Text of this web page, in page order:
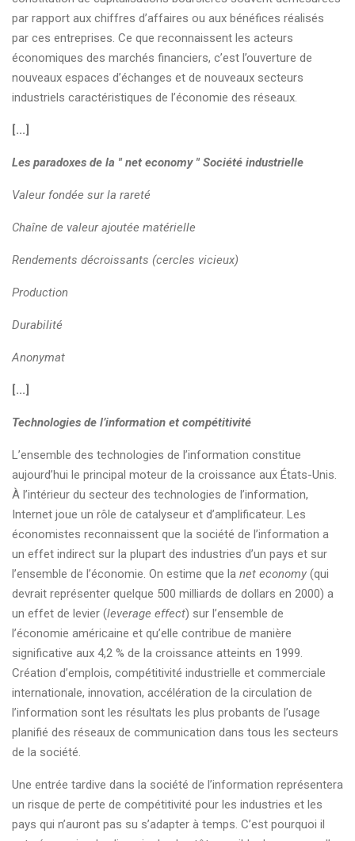
par rapport aux chiffres d’affaires ou aux bénéfices réalisés
par ces entreprises. Ce que reconnaissent les acteurs
économiques des marchés financiers, c’est l’ouverture de
nouveaux espaces d’échanges et de nouveaux secteurs
industriels caractéristiques de l’économie des réseaux.
[...]
Les paradoxes de la " net economy " Société industrielle
Valeur fondée sur la rareté
Chaîne de valeur ajoutée matérielle
Rendements décroissants (cercles vicieux)
Production
Durabilité
Anonymat
[...]
Technologies de l’information et compétitivité
L’ensemble des technologies de l’information constitue
aujourd’hui le principal moteur de la croissance aux États-Unis.
À l’intérieur du secteur des technologies de l’information,
Internet joue un rôle de catalyseur et d’amplificateur. Les
économistes reconnaissent que la société de l’information a
un effet indirect sur la plupart des industries d’un pays et sur
l’ensemble de l’économie. On estime que la net economy (qui
devrait représenter quelque 500 milliards de dollars en 2000) a
un effet de levier (leverage effect) sur l’ensemble de
l’économie américaine et qu’elle contribue de manière
significative aux 4,2 % de la croissance atteints en 1999.
Création d’emplois, compétitivité industrielle et commerciale
internationale, innovation, accélération de la circulation de
l’information sont les résultats les plus probants de l’usage
planifié des réseaux de communication dans tous les secteurs
de la société.
Une entrée tardive dans la société de l’information représentera
un risque de perte de compétitivité pour les industries et les
pays qui n’auront pas su s’adapter à temps. C’est pourquoi il